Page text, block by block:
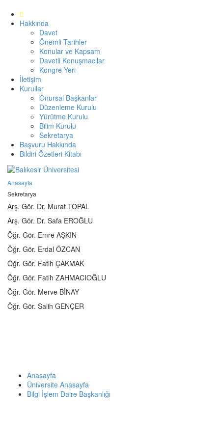
Hakkında
Davet
Önemli Tarihler
Konular ve Kapsam
Davetli Konuşmacılar
Kongre Yeri
İletişim
Kurullar
Onursal Başkanlar
Düzenleme Kurulu
Yürütme Kurulu
Bilim Kurulu
Sekretarya
Başvuru Hakkında
Bildiri Özetleri Kitabı
Anasayfa
Sekretarya
Arş. Gör. Dr. Murat TOPAL
Arş. Gör. Dr. Safa EROĞLU
Öğr. Gör. Emre AŞKIN
Öğr. Gör. Erdal ÖZCAN
Öğr. Gör. Fatih ÇAKMAK
Öğr. Gör. Fatih ZAHMACIOĞLU
Öğr. Gör. Merve BİNAY
Öğr. Gör. Salih GENÇER
Anasayfa
Üniversite Anasayfa
Bilgi İşlem Daire Başkanlığı